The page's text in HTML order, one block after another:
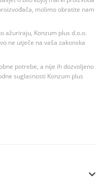
molimo obratite nam
ažuriraju, Konzum plus d.o.o.
ne utječe na vaša zakonska
potrebe, a nije ih dozvoljeno
suglasnosti Konzum plus